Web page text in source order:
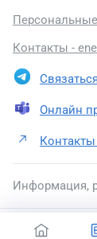
Контакты -
Онлайн
Информация,
2026 ©